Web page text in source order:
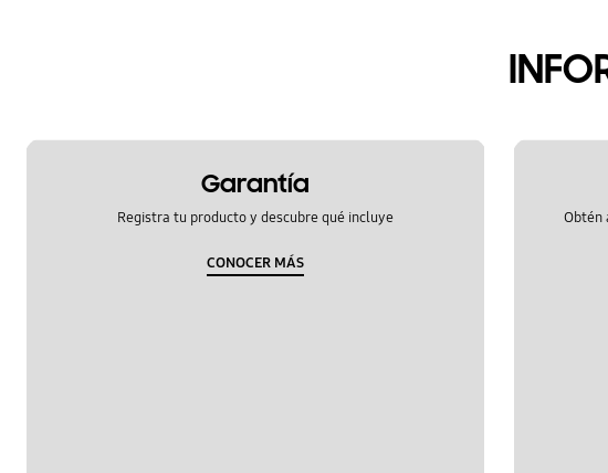
Garantía
Registra tu producto y descubre qué incluye
CONOCER MÁS
Obtén